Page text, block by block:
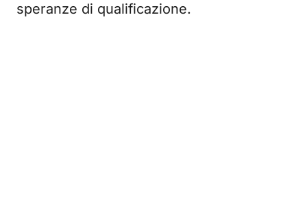
speranze di qualificazione.